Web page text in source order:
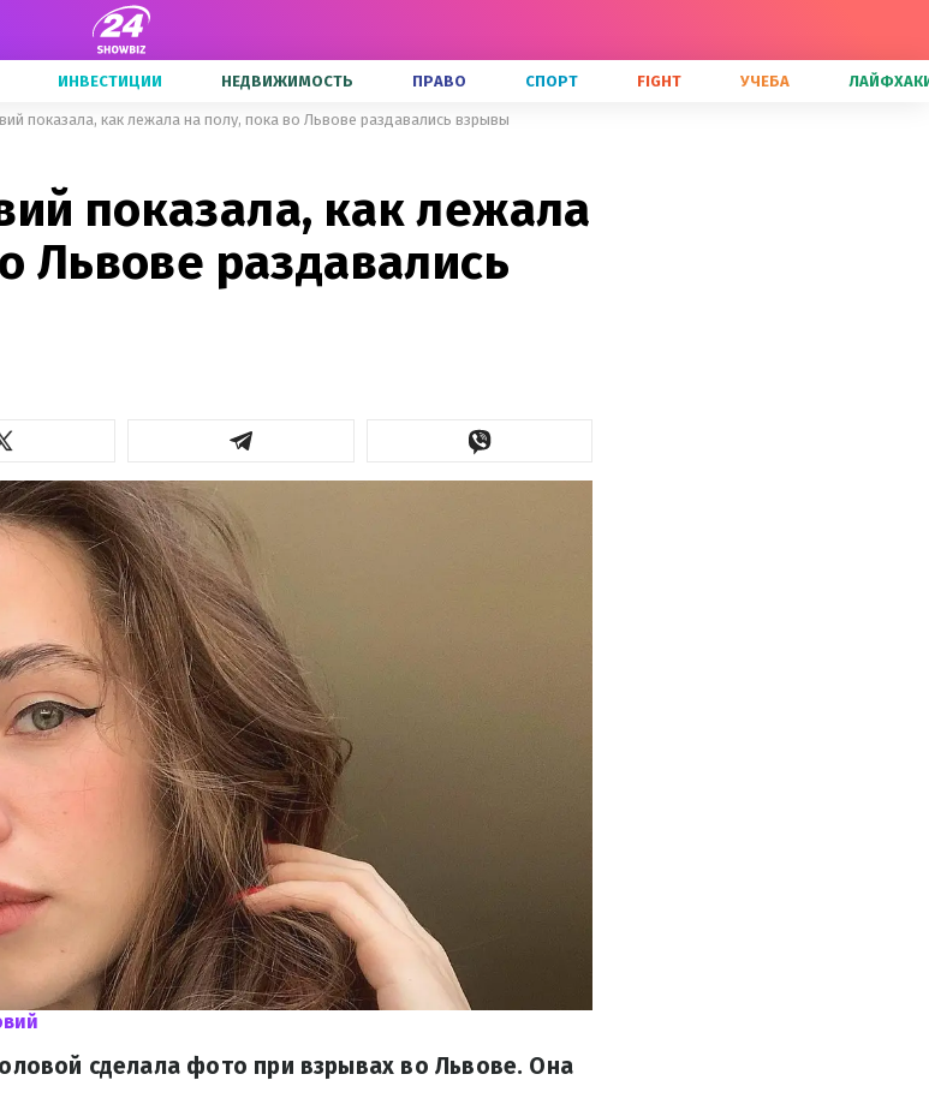
ИНВЕСТИЦИИ НЕДВИЖИМОСТЬ ПРАВО СПОРТ FIGHT УЧЕБА
показала, как лежала на полу, пока во Львове раздавались взрывы
показала, как лежала
Львове раздавались
сделала фото при взрывах во Львове. Она